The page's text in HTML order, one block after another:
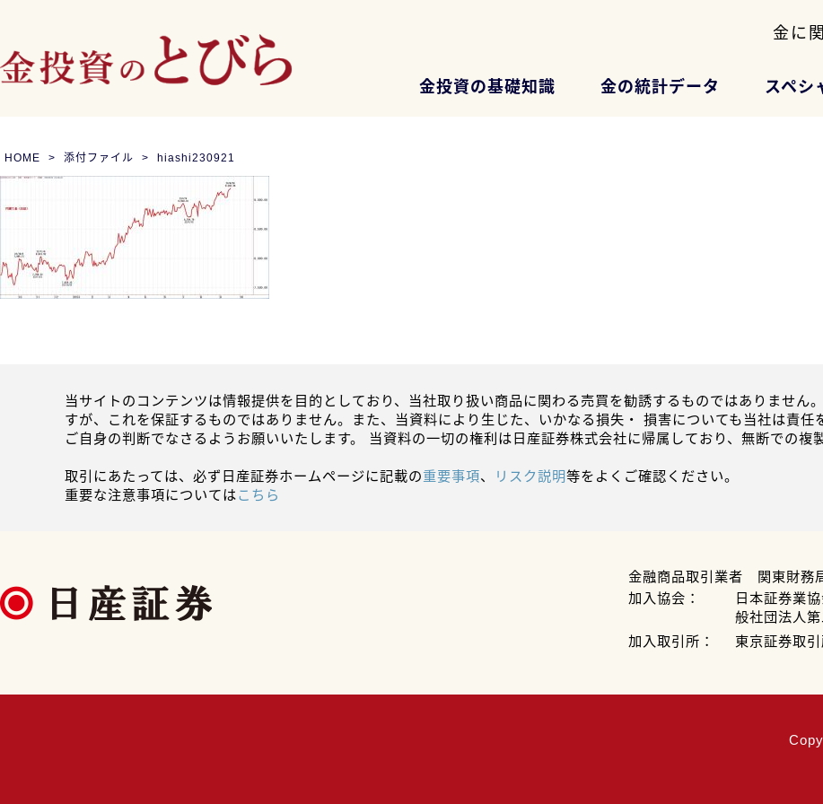
金に
金投資の基礎知識 金の統計データ スペシ
HOME 添付ファイル hiashi230921
当サイトのコンテンツは情報提供を目的としており、当社取り扱い商品に関わる売買を勧誘するものではありません
すが、これを保証するものではありません。また、当資料により生じた、いかなる損失・ 損害についても当社は責
ご自身の判断でなさるようお願いいたします。 当資料の一切の権利は日産証券株式会社に帰属しており、無断での複
取引にあたっては、必ず日産証券ホームページに記載の重要事項、 リスク説明等をよくご確認ください。
重要な注意事項についてはこちら
金融商品取引業者 関東財務
加入協会：
日本証券業
般社団法人
加入取引所：
東京証券取